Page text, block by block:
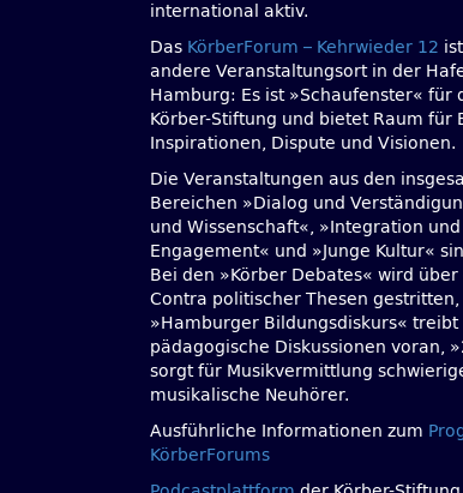
international aktiv.
Das KörberForum – Kehrwieder 12
andere Veranstaltungsort in der
Hamburg: Es ist »Schaufenster« für
Körber-Stiftung und bietet Raum für
Inspirationen, Dispute und Visionen.
Die Veranstaltungen aus den
Bereichen »Dialog und
und Wissenschaft«, »Integration und
Engagement« und »Junge Kultur«
Bei den »Körber Debates« wird über
Contra politischer Thesen
»Hamburger Bildungsdiskurs« treibt
pädagogische Diskussionen voran,
sorgt für Musikvermittlung
musikalische Neuhörer.
Ausführliche Informationen zum
KörberForums